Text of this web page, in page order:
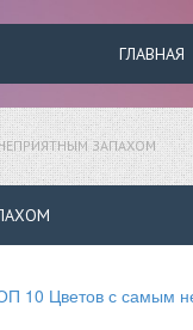
ГЛАВНАЯ
ЗАПАХОМ